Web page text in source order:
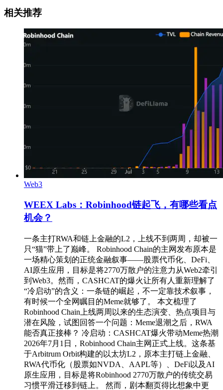
相关推荐
Web3
WEEX Labs：Robinhood链起飞，有哪些看点
机会？
一条主打RWA和链上金融的L2，上线不到两周，却被一
只“猫”带上了巅峰。 Robinhood Chain的主网发布原本是
一场精心策划的正统金融叙事——股票代币化、DeFi、
AI原生应用，目标是将2770万散户的注意力从Web2牵引
到Web3。然而，CASHCAT的爆火让所有人重新理解了
“冷启动”的含义：一条链的崛起，不一定靠技术叙事，
有时候一个全网瞩目的Meme就够了。 本文梳理了
Robinhood Chain上线两周以来的生态演变、热点项目与
潜在风险，试图回答一个问题：Meme退潮之后，RWA
能否真正接棒？ 冷启动：CASHCAT爆火带动Meme热潮
2026年7月1日，Robinhood Chain主网正式上线。这条基
于Arbitrum Orbit构建的以太坊L2，原本主打链上金融、
RWA代币化（股票如NVDA、AAPL等）、DeFi以及AI
原生应用，目标是将Robinhood 2770万散户的传统交易
习惯平滑迁移到链上。 然而，剧本翻页得比想象中更